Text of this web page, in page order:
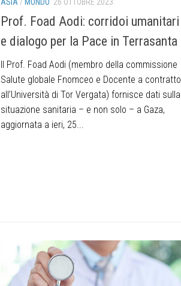
Prof. Foad Aodi: corridoi umanitari
e dialogo per la Pace in Terrasanta
Il Prof. Foad Aodi (membro della commissione
Salute globale Fnomceo e Docente a contratto
all’Università di Tor Vergata) fornisce dati sulla
situazione sanitaria – e non solo – a Gaza,
aggiornata a ieri, 25...